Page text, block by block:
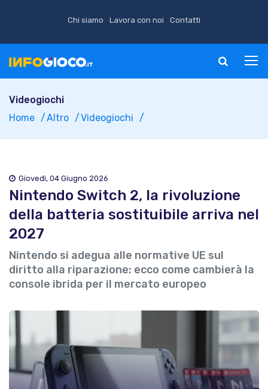
Chi siamo Lavora con noi Contatti
Videogiochi
Home
Altro Videogiochi
Giovedì, 04 Giugno 2026
Nintendo Switch 2, la rivoluzione
della batteria sostituibile arriva nel
2027
Nintendo si adegua alle normative UE sul
diritto alla riparazione: ecco come cambierà la
console ibrida per il mercato europeo